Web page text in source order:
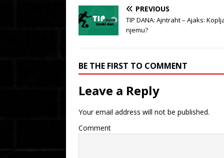
PREVIOUS
TIP DANA: Ajntraht – Ajaks:
njemu?
BE THE FIRST TO COMMENT
Leave a Reply
Your email address will not be published.
Comment